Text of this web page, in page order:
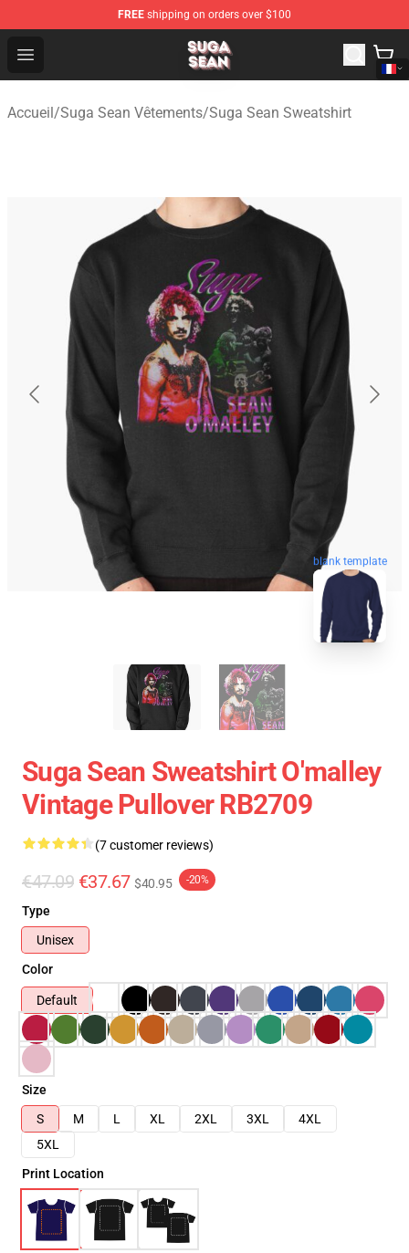
FREE shipping on orders over $100
Open menu
Suga Sean Shop - Official Suga Sean Merchandise Store
Accueil/Suga Sean Vêtements/Suga Sean Sweatshirt
blank template
Suga Sean Sweatshirt O'malley
Vintage Pullover RB2709
(7 customer reviews)
€47.09 €37.67 $40.95 -20%
Type
Unisex
Color
Default
Size
S
M L XL 2XL 3XL
4XL
5XL
Print Location